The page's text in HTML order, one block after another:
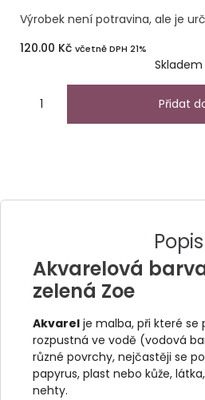
Výrobek není potravina, ale je
120.00 Kč včetně DPH 21%
Skladem
Přidat
Popis
Akvarelová
zelená Zoe
Akvarel je malba, při které se
rozpustná ve vodě (vodová
různé povrchy, nejčastěji se
papyrus, plast nebo kůže,
nehty.